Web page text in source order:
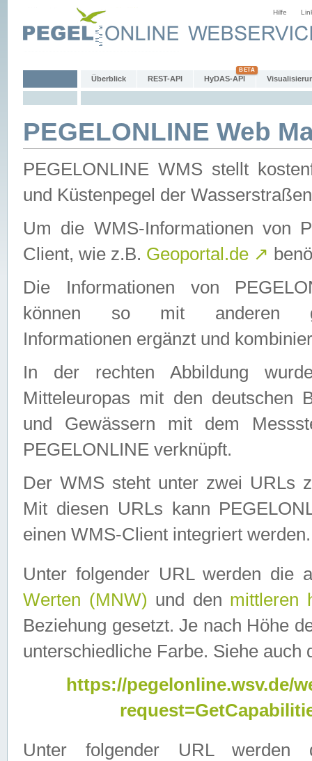
Hilfe
Überblick REST-API HyDAS-API
PEGELONLINE Web
PEGELONLINE WMS stellt
und Küstenpegel der
Um die WMS-Informationen von
Client, wie z.B. Geoportal.de ↗
Die Informationen von
können so mit anderen
Informationen ergänzt und
In der rechten Abbildung
Mitteleuropas mit den deutschen
und Gewässern mit dem
PEGELONLINE verknüpft.
Der WMS steht unter zwei URLs
Mit diesen URLs kann
einen WMS-Client integriert werden.
Unter folgender URL werden die
Werten (MNW) und den mittleren
Beziehung gesetzt. Je nach Höhe
unterschiedliche Farbe. Siehe auch
https://pegelonline.wsv.de/
Unter folgender URL